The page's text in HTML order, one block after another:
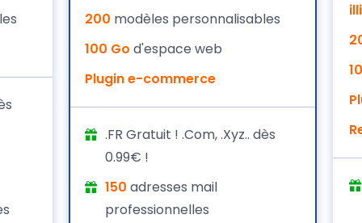
200 modèles personnalisables
100 Go d'espace web
Plugin e-commerce
.FR Gratuit ! .Com, .Xyz.. dès
0.99€ !
150 adresses mail
professionnelles